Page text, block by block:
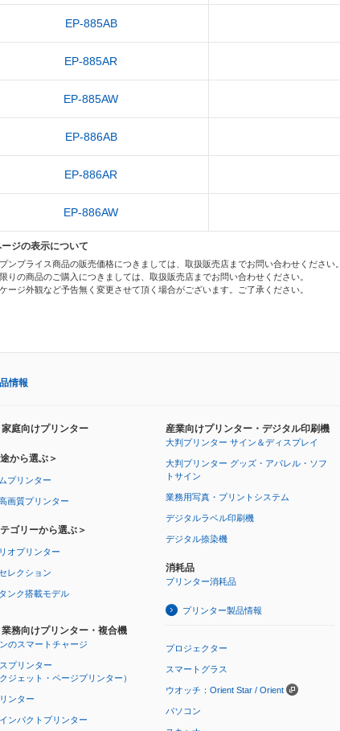
EP-885AB
EP-885AR
EP-885AW
EP-886AB
EP-886AR
EP-886AW
ジの表示について
プンプライス商品の販売価格につきましては、取扱販売店までお問い合わせください。
限りの商品のご購入につきましては、取扱販売店までお問い合わせください。
ケージ外観など予告無く変更させて頂く場合がございます。ご了承ください。
情報
庭向けプリンター
から選ぶ＞
プリンター
画質プリンター
ゴリーから選ぶ＞
オプリンター
レクション
ンク搭載モデル
務向けプリンター・複合機
のスマートチャージ
プリンター
クジェット・ページプリンター）
ンター
ンパクトプリンター
産業向けプリンター・デジタル印刷機
大判プリンター サイン＆ディスプレイ
大判プリンター グッズ・アパレル・ソフ
トサイン
業務用写真・プリントシステム
デジタルラベル印刷機
デジタル捺染機
消耗品
プリンター消耗品
プリンター製品情報
プロジェクター
スマートグラス
ウオッチ：Orient Star / Orient
パソコン